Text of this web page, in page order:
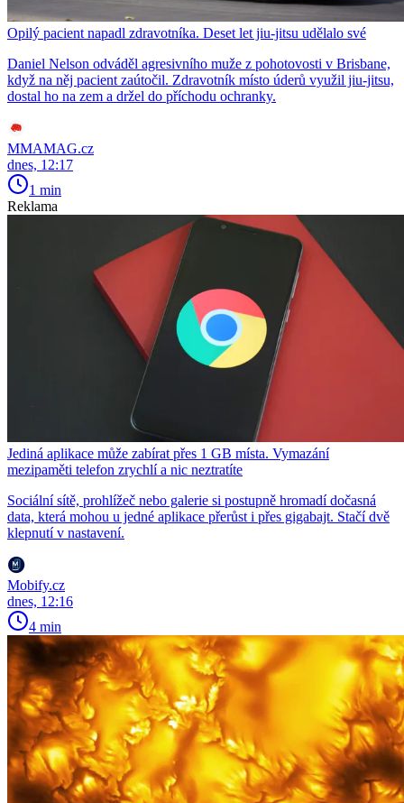
Opilý pacient napadl zdravotníka. Deset let jiu-jitsu udělalo své
Daniel Nelson odváděl agresivního muže z pohotovosti v Brisbane,
když na něj pacient zaútočil. Zdravotník místo úderů využil jiu-jitsu,
dostal ho na zem a držel do příchodu ochranky.
MMAMAG.cz
dnes, 12:17
1 min
Reklama
Jediná aplikace může zabírat přes 1 GB místa. Vymazání
mezipaměti telefon zrychlí a nic neztratíte
Sociální sítě, prohlížeč nebo galerie si postupně hromadí dočasná
data, která mohou u jedné aplikace přerůst i přes gigabajt. Stačí dvě
klepnutí v nastavení.
Mobify.cz
dnes, 12:16
4 min